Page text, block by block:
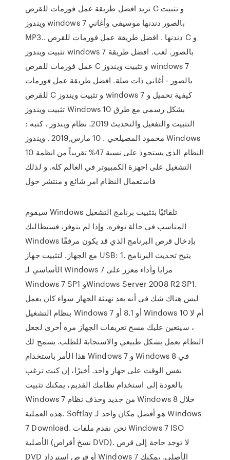
تريد افضل طريقة عمل فورمات للقرص C و تثبيت
ويندوز windows 7 بالصور دندنها موسيقى وأغاني
MP3.. دندنها . افضل طريقة عمل فورمات للقرص C و
تثبيت ويندوز windows 7 بالصور. لعب. افضل طريقة
عمل فورمات للقرص C و تثبيت ويندوز windows 7
بالصور - أغاني ذات صلة. افضل طريقة عمل فورمات
للقرص C و تثبيت ويندوز windows 7 كيفية تحميل و
تثبيت ويندوز Windows 10 بشكل رسمي مع طرق
التثبيت والتفعيل والتحديث 2019. نظام ويندوز . كتبه :
محمود المصيلحي . 10 مارس,2019 . ويندوز Windows
10 النظام الذي يستحوذ على نسبة 47% تقريباً من انظمة
التشغيل على اجهزة الكمبيوتر في العالم كله. و لذلك
فاستعمال النظام امر شائع و منتشر حول
سيقوم Windows تلقائيًا بتثبيت برنامج التشغيل
المناسب في حالة توفره. وإذا لم يتوفر، فسيطالبك
Windows بإدخال قرص البرنامج الذي قد يكون مرفقًا
مع الجهاز. لتثبيت جهاز USB: 1. يتيح تحديث البرنامج
الأساسي لـ Windows 7 مزايا وأداء معزز على
Windows 7 SP1 وWindows Server 2008 R2 SP1.
ليس هناك شك في أنه بعد تهيئة الجهاز سواء كان يعمل
بنظام التشغيل Windows 7 أو 8.1 أو Windows 10 أم لا
، سيتعين عليك مسح تعريفات الجهاز مرة أخرى لجعل
النظام يعمل بشكل طبيعي والاستجابة للطلب. يسمح لك
هذا الأمر باستخدام Windows 7 و Windows 8 في
نفس الوقت على جهاز واحد. أخيرًا، إن كنت ترغب
بالعودة إلى استخدام نظامك القديم، يمكنك تثبيت
Windows 7 من جديد وحذف نظام Windows 8 خلال
هذه العملية. Softlay هو أفضل مكان واحد لـ Windows
7 Download. نحن نقدم ملفات Windows 7 ISO
الأصلية (نسخ أقراص DVD). لا توجد حاجة إلى قرص
DVD أو قرص استرداد Windows 7 الأصلي. يمكنك